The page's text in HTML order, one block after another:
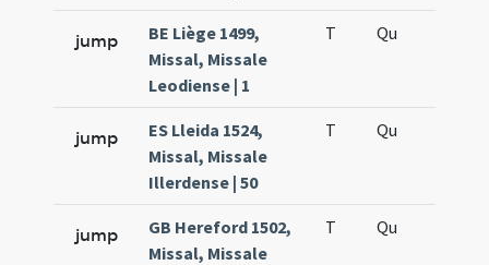
jump
BE Liège 1499,
Missal, Missale
Leodiense | 1
T Qu
jump
ES Lleida 1524,
Missal, Missale
Illerdense | 50
T Qu
jump
GB Hereford 1502,
Missal, Missale
T Qu